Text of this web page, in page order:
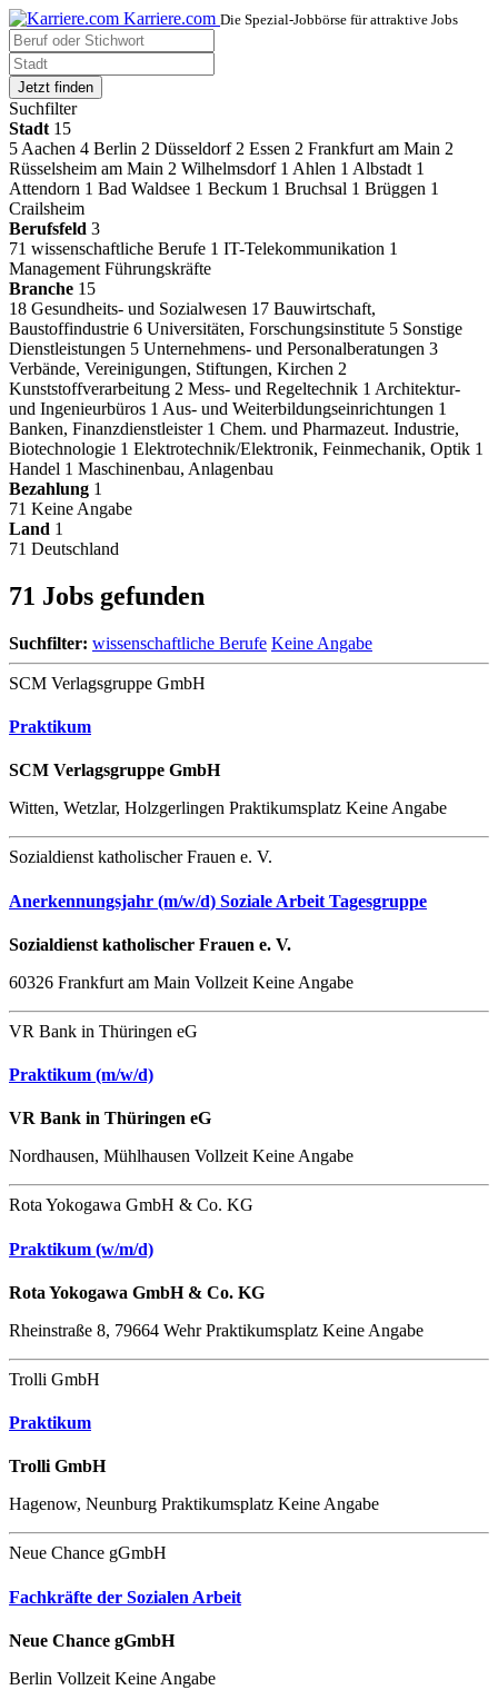
Karriere.com Die Spezial-Jobbörse für attraktive Jobs
Jetzt finden
Suchfilter
Stadt 15
5 Aachen 4 Berlin 2 Düsseldorf 2 Essen 2 Frankfurt am Main 2
Rüsselsheim am Main 2 Wilhelmsdorf 1 Ahlen 1 Albstadt 1
Attendorn 1 Bad Waldsee 1 Beckum 1 Bruchsal 1 Brüggen 1
Crailsheim
Berufsfeld 3
71 wissenschaftliche Berufe 1 IT-Telekommunikation 1
Management Führungskräfte
Branche 15
18 Gesundheits- und Sozialwesen 17 Bauwirtschaft,
Baustoffindustrie 6 Universitäten, Forschungsinstitute 5 Sonstige
Dienstleistungen 5 Unternehmens- und Personalberatungen 3
Verbände, Vereinigungen, Stiftungen, Kirchen 2
Kunststoffverarbeitung 2 Mess- und Regeltechnik 1 Architektur-
und Ingenieurbüros 1 Aus- und Weiterbildungseinrichtungen 1
Banken, Finanzdienstleister 1 Chem. und Pharmazeut. Industrie,
Biotechnologie 1 Elektrotechnik/Elektronik, Feinmechanik, Optik 1
Handel 1 Maschinenbau, Anlagenbau
Bezahlung 1
71 Keine Angabe
Land 1
71 Deutschland
71 Jobs gefunden
Suchfilter: wissenschaftliche Berufe Keine Angabe
SCM Verlagsgruppe GmbH
Praktikum
SCM Verlagsgruppe GmbH
Witten, Wetzlar, Holzgerlingen Praktikumsplatz Keine Angabe
Sozialdienst katholischer Frauen e. V.
Anerkennungsjahr (m/w/d) Soziale Arbeit Tagesgruppe
Sozialdienst katholischer Frauen e. V.
60326 Frankfurt am Main Vollzeit Keine Angabe
VR Bank in Thüringen eG
Praktikum (m/w/d)
VR Bank in Thüringen eG
Nordhausen, Mühlhausen VollzeitKeine Angabe
Rota Yokogawa GmbH & Co. KG
Praktikum (w/m/d)
Rota Yokogawa GmbH & Co. KG
Rheinstraße 8, 79664 WehrPraktikumsplatz Keine Angabe
Trolli GmbH
Praktikum
Trolli GmbH
Hagenow, Neunburg Praktikumsplatz Keine Angabe
Neue Chance gGmbH
Fachkräfte der Sozialen Arbeit
Neue Chance gGmbH
Berlin Vollzeit Keine Angabe